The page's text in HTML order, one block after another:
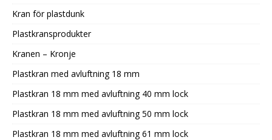
Kran för plastdunk
Plastkransprodukter
Kranen – Kronje
Plastkran med avluftning 18 mm
Plastkran 18 mm med avluftning 40 mm lock
Plastkran 18 mm med avluftning 50 mm lock
Plastkran 18 mm med avluftning 61 mm lock